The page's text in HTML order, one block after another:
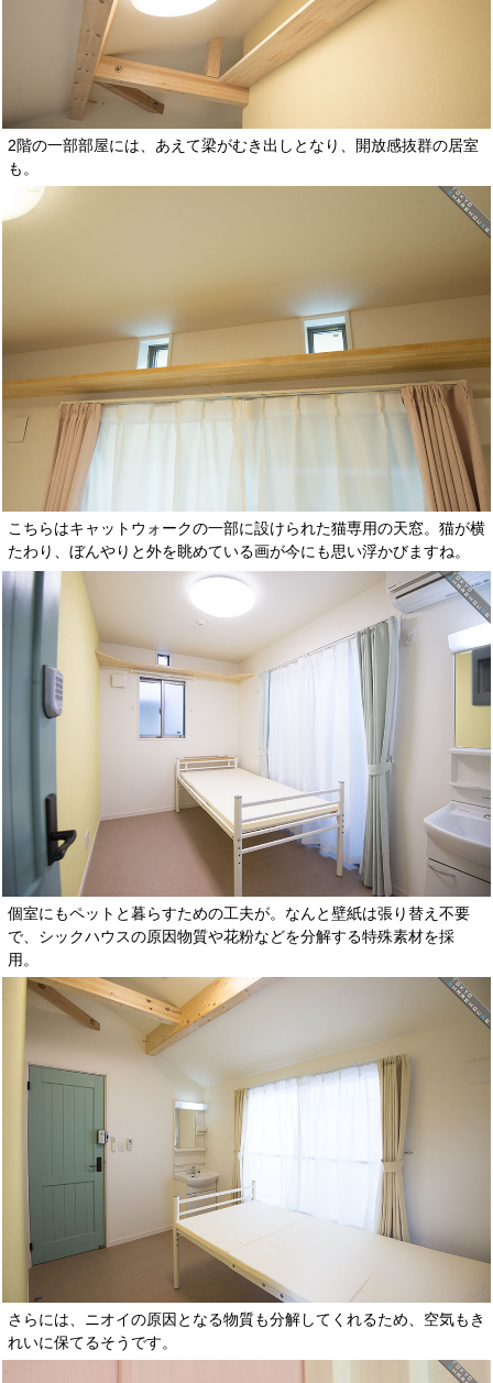
2階の一部部屋には、あえて梁がむき出しとなり、開放感抜群の居室
も。
こちらはキャットウォークの一部に設けられた猫専用の天窓。猫が横
たわり、ぼんやりと外を眺めている画が今にも思い浮かびますね。
個室にもペットと暮らすための工夫が。なんと壁紙は張り替え不要
で、シックハウスの原因物質や花粉などを分解する特殊素材を採
用。
さらには、ニオイの原因となる物質も分解してくれるため、空気もき
れいに保てるそうです。